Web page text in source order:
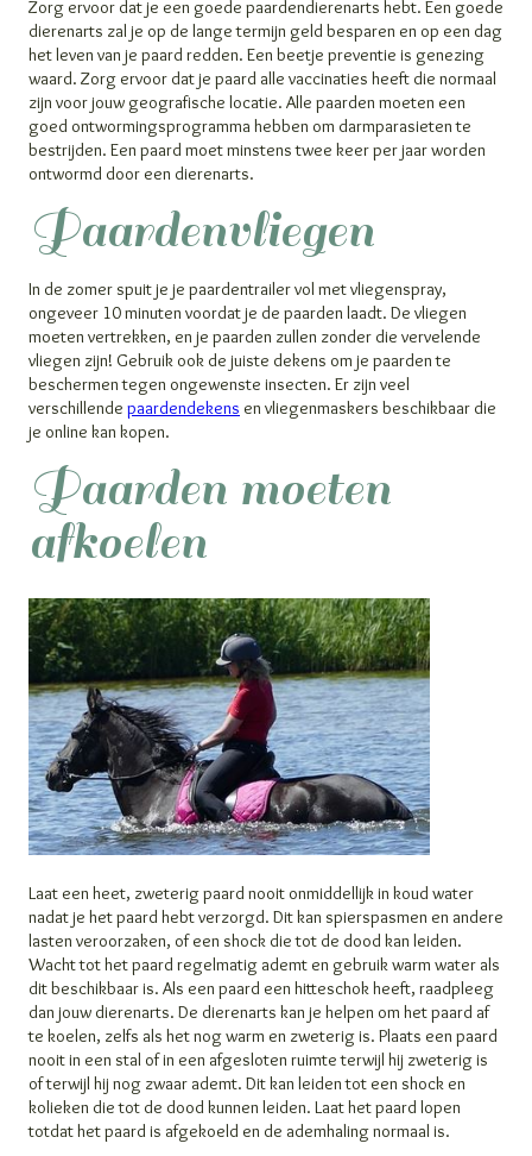
Zorg ervoor dat je een goede paardendierenarts hebt. Een goede
dierenarts zal je op de lange termijn geld besparen en op een dag
het leven van je paard redden. Een beetje preventie is genezing
waard. Zorg ervoor dat je paard alle vaccinaties heeft die normaal
zijn voor jouw geografische locatie. Alle paarden moeten een
goed ontwormingsprogramma hebben om darmparasieten te
bestrijden. Een paard moet minstens twee keer per jaar worden
ontwormd door een dierenarts.
Paardenvliegen
In de zomer spuit je je paardentrailer vol met vliegenspray,
ongeveer 10 minuten voordat je de paarden laadt. De vliegen
moeten vertrekken, en je paarden zullen zonder die vervelende
vliegen zijn! Gebruik ook de juiste dekens om je paarden te
beschermen tegen ongewenste insecten. Er zijn veel
verschillende paardendekens en vliegenmaskers beschikbaar die
je online kan kopen.
Paarden moeten
afkoelen
Laat een heet, zweterig paard nooit onmiddellijk in koud water
nadat je het paard hebt verzorgd. Dit kan spierspasmen en andere
lasten veroorzaken, of een shock die tot de dood kan leiden.
Wacht tot het paard regelmatig ademt en gebruik warm water als
dit beschikbaar is. Als een paard een hitteschok heeft, raadpleeg
dan jouw dierenarts. De dierenarts kan je helpen om het paard af
te koelen, zelfs als het nog warm en zweterig is. Plaats een paard
nooit in een stal of in een afgesloten ruimte terwijl hij zweterig is
of terwijl hij nog zwaar ademt. Dit kan leiden tot een shock en
kolieken die tot de dood kunnen leiden. Laat het paard lopen
totdat het paard is afgekoeld en de ademhaling normaal is.